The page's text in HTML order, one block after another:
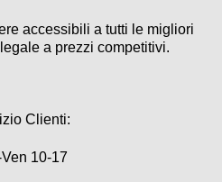
accessibili a tutti le migliori
a prezzi competitivi.
Clienti:
Ven 10-17